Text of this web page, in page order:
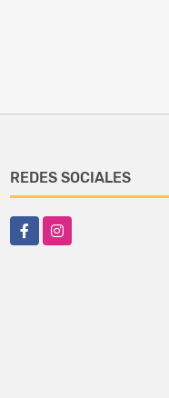
REDES SOCIALES
FacebookInstagram